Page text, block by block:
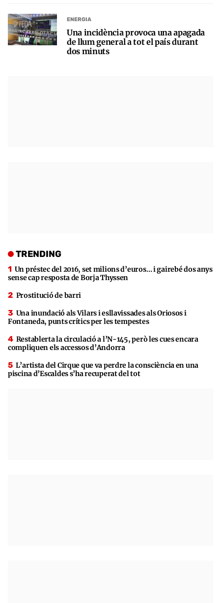
ENERGIA
Una incidència provoca una apagada
de llum general a tot el país durant
dos minuts
TRENDING
Un préstec del 2016, set milions d’euros… i gairebé dos anys
sense cap resposta de Borja Thyssen
Prostitució de barri
Una inundació als Vilars i esllavissades als Oriosos i
Fontaneda, punts crítics per les tempestes
Restablerta la circulació a l’N-145, però les cues encara
compliquen els accessos d’Andorra
L’artista del Cirque que va perdre la consciència en una
piscina d’Escaldes s’ha recuperat del tot